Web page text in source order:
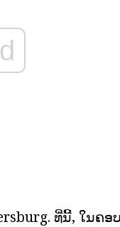
ທີ່ນີ້, ໃນຄອ